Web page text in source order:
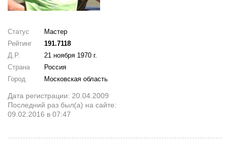
Статус
Мастер
Рейтинг
191.7118
Д.Р.
21 ноября 1970 г.
Страна
Россия
Город
Московская область
Дата регистрации: 20.04.2009
Последний раз был(а) на сайте:
09.02.2016 в 07:47